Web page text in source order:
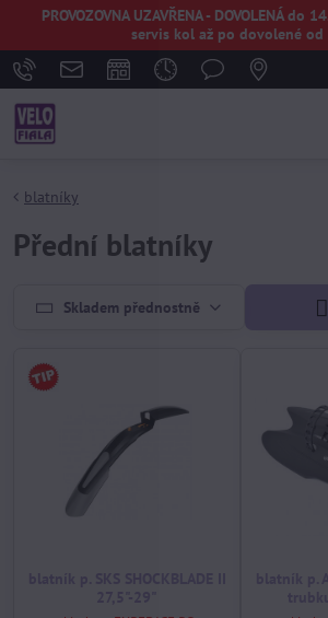
PROVOZOVNA UZAVŘENA - DOVOLENÁ do
servis kol až po dovolené od
blatníky
Přední blatníky
Skladem přednostně